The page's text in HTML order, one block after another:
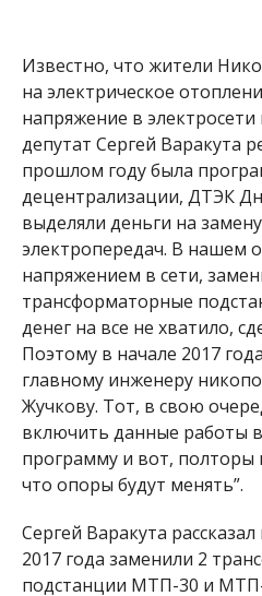
главному инженеру
Жучкову. Тот, в свою
включить данные работы
программу и вот, полторы
что опоры будут менять”.
Сергей Варакута рассказал
2017 года заменили 2
подстанции МТП-30 и МТП-
только в проводке, но и в
Вместо 170-180 Вольт,
250. Новое МТП поставили
Работы по установке
улице Степовая,
Гайдамацкая, Чалого,
Харьковская,